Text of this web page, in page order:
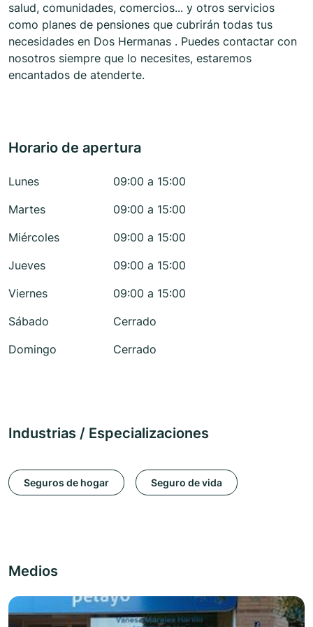
salud, comunidades, comercios... y otros servicios
como planes de pensiones que cubrirán todas tus
necesidades en Dos Hermanas . Puedes contactar con
nosotros siempre que lo necesites, estaremos
encantados de atenderte.
Horario de apertura
Lunes
09:00 a 15:00
Martes
09:00 a 15:00
Miércoles
09:00 a 15:00
Jueves
09:00 a 15:00
Viernes
09:00 a 15:00
Sábado
Cerrado
Domingo
Cerrado
Industrias / Especializaciones
Seguros de hogar Seguro de vida
Medios